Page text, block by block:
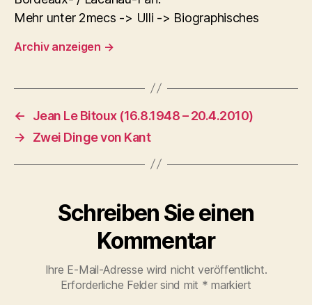
Mehr unter 2mecs -> Ulli -> Biographisches
Archiv anzeigen →
←
Jean Le Bitoux (16.8.1948 – 20.4.2010)
→
Zwei Dinge von Kant
Schreiben Sie einen
Kommentar
Ihre E-Mail-Adresse wird nicht veröffentlicht.
Erforderliche Felder sind mit * markiert